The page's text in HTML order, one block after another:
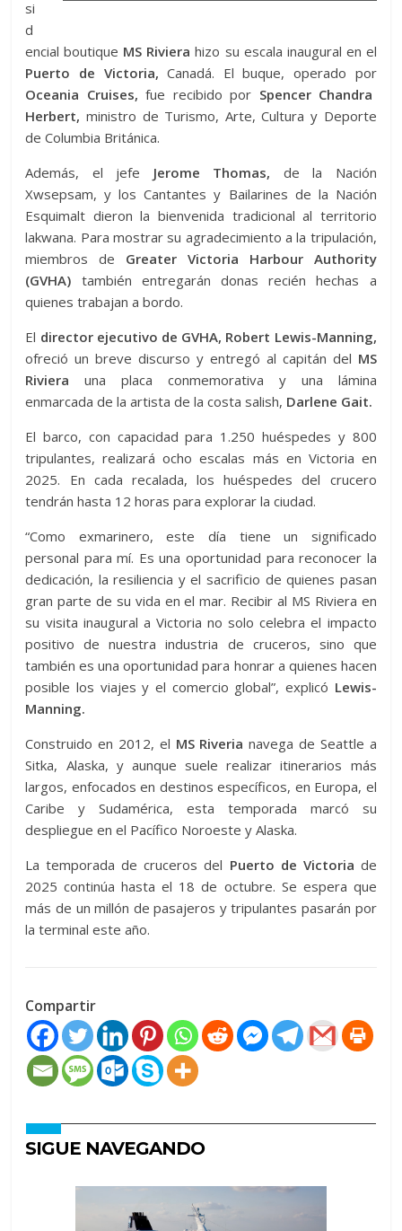
si
d
encial boutique MS Riviera hizo su escala inaugural en el
Puerto de Victoria, Canadá. El buque, operado por
Oceania Cruises, fue recibido por Spencer Chandra
Herbert, ministro de Turismo, Arte, Cultura y Deporte
de Columbia Británica.
Además, el jefe Jerome Thomas, de la Nación
Xwsepsam, y los Cantantes y Bailarines de la Nación
Esquimalt dieron la bienvenida tradicional al territorio
lakwana. Para mostrar su agradecimiento a la tripulación,
miembros de Greater Victoria Harbour Authority
(GVHA) también entregarán donas recién hechas a
quienes trabajan a bordo.
El director ejecutivo de GVHA, Robert Lewis-Manning,
ofreció un breve discurso y entregó al capitán del MS
Riviera una placa conmemorativa y una lámina
enmarcada de la artista de la costa salish, Darlene Gait.
El barco, con capacidad para 1.250 huéspedes y 800
tripulantes, realizará ocho escalas más en Victoria en
2025. En cada recalada, los huéspedes del crucero
tendrán hasta 12 horas para explorar la ciudad.
“Como exmarinero, este día tiene un significado
personal para mí. Es una oportunidad para reconocer la
dedicación, la resiliencia y el sacrificio de quienes pasan
gran parte de su vida en el mar. Recibir al MS Riviera en
su visita inaugural a Victoria no solo celebra el impacto
positivo de nuestra industria de cruceros, sino que
también es una oportunidad para honrar a quienes hacen
posible los viajes y el comercio global”, explicó Lewis-
Manning.
Construido en 2012, el MS Riveria navega de Seattle a
Sitka, Alaska, y aunque suele realizar itinerarios más
largos, enfocados en destinos específicos, en Europa, el
Caribe y Sudamérica, esta temporada marcó su
despliegue en el Pacífico Noroeste y Alaska.
La temporada de cruceros del Puerto de Victoria de
2025 continúa hasta el 18 de octubre. Se espera que
más de un millón de pasajeros y tripulantes pasarán por
la terminal este año.
Compartir
SIGUE NAVEGANDO